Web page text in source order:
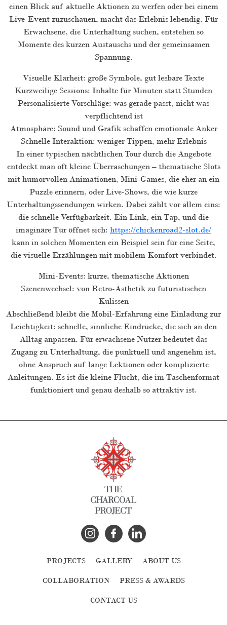
einen Blick auf aktuelle Aktionen zu werfen oder bei einem
Live-Event zuzuschauen, macht das Erlebnis lebendig. Für
Erwachsene, die Unterhaltung suchen, entstehen so
Momente des kurzen Austauschs und der gemeinsamen
Spannung.
Visuelle Klarheit: große Symbole, gut lesbare Texte
Kurzweilige Sessions: Inhalte für Minuten statt Stunden
Personalisierte Vorschläge: was gerade passt, nicht was
verpflichtend ist
Atmosphäre: Sound und Grafik schaffen emotionale Anker
Schnelle Interaktion: weniger Tippen, mehr Erlebnis
In einer typischen nächtlichen Tour durch die Angebote
entdeckt man oft kleine Überraschungen – thematische Slots
mit humorvollen Animationen, Mini-Games, die eher an ein
Puzzle erinnern, oder Live-Shows, die wie kurze
Unterhaltungssendungen wirken. Dabei zählt vor allem eins:
die schnelle Verfügbarkeit. Ein Link, ein Tap, und die
imaginäre Tür öffnet sich: https://chickenroad2-slot.de/
kann in solchen Momenten ein Beispiel sein für eine Seite,
die visuelle Erzählungen mit mobilem Komfort verbindet.
Mini-Events: kurze, thematische Aktionen
Szenenwechsel: von Retro-Ästhetik zu futuristischen
Kulissen
Abschließend bleibt die Mobil-Erfahrung eine Einladung zur
Leichtigkeit: schnelle, sinnliche Eindrücke, die sich an den
Alltag anpassen. Für erwachsene Nutzer bedeutet das
Zugang zu Unterhaltung, die punktuell und angenehm ist,
ohne Anspruch auf lange Lektionen oder komplizierte
Anleitungen. Es ist die kleine Flucht, die im Taschenformat
funktioniert und genau deshalb so attraktiv ist.
PROJECTS GALLERY ABOUT US
COLLABORATION PRESS & AWARDS
CONTACT US